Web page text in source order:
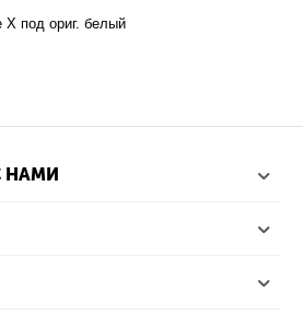
X под ориг. белый
НАМИ